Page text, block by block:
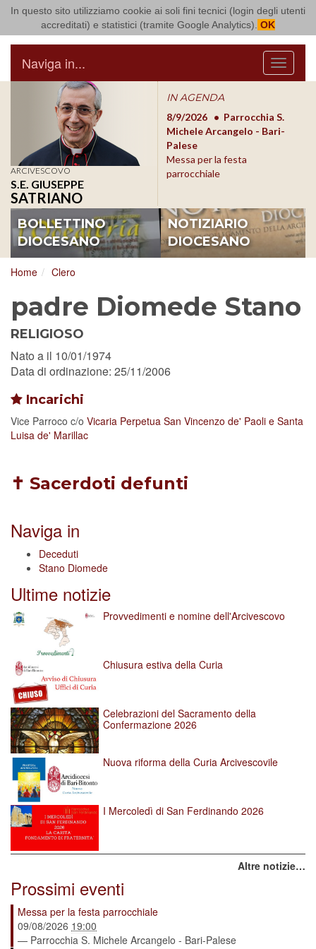
In questo sito utilizziamo cookie ai soli fini tecnici (login degli utenti
accreditati) e statistici (tramite Google Analytics). OK
Arcidiocesi di Bari Bitonto
Menu
Naviga in...
ARCIVESCOVO
S.E. GIUSEPPE
SATRIANO
IN AGENDA
8/17/2026
Conversano
Conferenza Episcopale
Pugliese
8/9/2026
Parrocchia S.
Michele Arcangelo - Bari-
Palese
Messa per la festa
parrocchiale
BOLLETTINO
DIOCESANO
NOTIZIARIO
DIOCESANO
Home Clero
padre Diomede Stano
RELIGIOSO
Nato a il 10/01/1974
Data di ordinazione: 25/11/2006
Incarichi
Vice Parroco c/o Vicaria Perpetua San Vincenzo de' Paoli e Santa
Luisa de' Marillac
✝ Sacerdoti defunti
Naviga in
Deceduti
Stano Diomede
Ultime notizie
Provvedimenti e nomine dell'Arcivescovo
Chiusura estiva della Curia
Celebrazioni del Sacramento della
Confermazione 2026
Nuova riforma della Curia Arcivescovile
I Mercoledì di San Ferdinando 2026
Altre notizie…
Prossimi eventi
Messa per la festa parrocchiale
09/08/2026 19:00
— Parrocchia S. Michele Arcangelo - Bari-Palese